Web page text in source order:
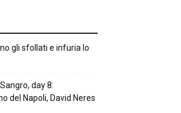
gli sfollati e infuria lo
day 8:
del Napoli, David Neres